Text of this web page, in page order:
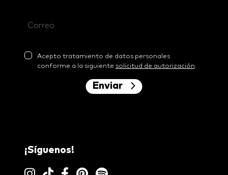
Acepto tratamiento de datos personales
conforme a la siguiente solicitud de autorización.
Enviar
¡Síguenos!